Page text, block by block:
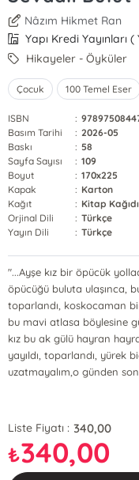
Nâzım Hikmet Ran
Yapı Kredi Yayınları (
Hikayeler - Öyküler
Çocuk 100 Temel Eser
ISBN :
Basım Tarihi
: 2026-05
Baskı
: 58
Sayfa Sayısı
: 109
Boyut
: 170x225
Kapak
: Karton
Kağıt
: Kitap Kağıdı
Orjinal Dili
: Türkçe
Yayın Dili
: Türkçe
"...Ayşe kız bir öpücük
öpücüğü buluta ulaşınca,
toparlandı, koskocaman
bu mavi atlasa böylesine
kız bu ak gülü hayran
yayıldı, toparlandı, yürek
uzatmayalım,o günden
Liste Fiyatı : 340,00
₺340,00